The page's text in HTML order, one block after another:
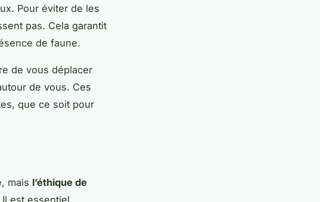
Pour éviter de les
pas. Cela garantit
de faune.
de vous déplacer
de vous. Ces
que ce soit pour
mais l’éthique de